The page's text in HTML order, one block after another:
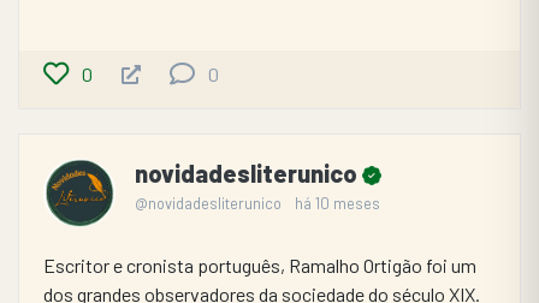
0 0
novidadesliterunico
@novidadesliterunico há 10 meses
Escritor e cronista português, Ramalho Ortigão foi um
dos grandes observadores da sociedade do século XIX.